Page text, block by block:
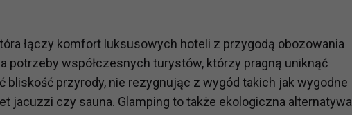
łączy komfort luksusowych hoteli z przygodą obozowania
potrzeby współczesnych turystów, którzy pragną uniknąć
bliskość przyrody, nie rezygnując z wygód takich jak wygodne
jacuzzi czy sauna. Glamping to także ekologiczna alternatywa